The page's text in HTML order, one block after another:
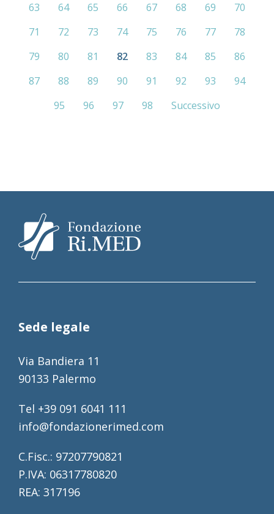
63
64 65 66 67 68 69
70
71
72 73 74 75 76 77
78
79
80 81 82 83 84 85
86
87
88 89 90 91 92 93
94
95
96 97 98 Successivo
Sede legale
Via Bandiera 11
90133 Palermo
Tel +39 091 6041 111
info@fondazionerimed.com
C.Fisc.: 97207790821
P.IVA: 06317780820
REA: 317196